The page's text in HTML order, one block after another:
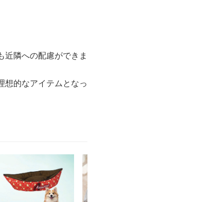
隣への配慮ができま
想的なアイテムとなっ